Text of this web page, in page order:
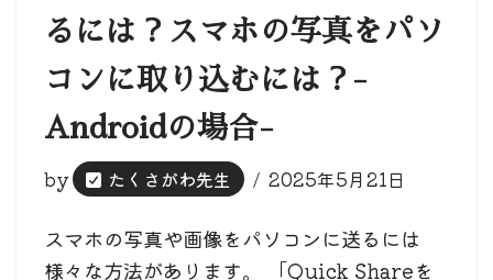
るには？スマホの写真をパソ
コンに取り込むには？-
Androidの場合-
by たくさがわ先生 2025年5月21日
スマホの写真や画像をパソコンに送るには
様々な方法があります。 「Quick Shareを